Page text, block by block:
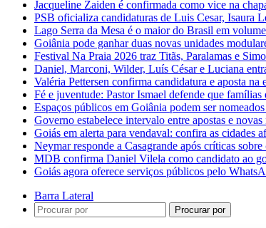
Jacqueline Zaiden é confirmada como vice na
PSB oficializa candidaturas de Luis Cesar, Isaura
Lago Serra da Mesa é o maior do Brasil em
Goiânia pode ganhar duas novas unidades
Festival Na Praia 2026 traz Titãs, Paralamas e
Daniel, Marconi, Wilder, Luís César e Luciana
Valéria Pettersen confirma candidatura e aposta
Fé e juventude: Pastor Ismael defende que
Espaços públicos em Goiânia podem ser
Governo estabelece intervalo entre apostas e novas
Goiás em alerta para vendaval: confira as cidades
Neymar responde a Casagrande após críticas
MDB confirma Daniel Vilela como candidato ao
Goiás agora oferece serviços públicos pelo
Barra Lateral
Procurar por